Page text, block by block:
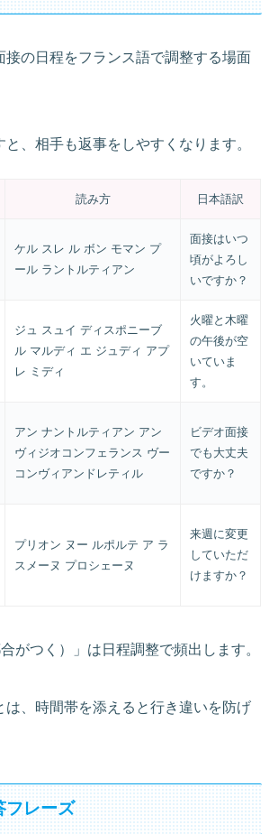
接の日程をフランス語で調整する場面
、相手も返事をしやすくなります。
読み方 日本語訳
ケル スレ ル ボン モマン プ
ール ラントルティアン
面接はいつ
頃がよろし
いですか？
ジュ スュイ ディスポニーブ
ル マルディ エ ジュディ アプ
レ ミディ
火曜と木曜
の午後が空
いていま
す。
アン ナントルティアン アン
ヴィジオコンフェランス ヴー
コンヴィアンドレティル
ビデオ面接
でも大丈夫
ですか？
プリオン ヌー ルポルテ ア ラ
スメーヌ プロシェーヌ
来週に変更
していただ
けますか？
がつく）」は日程調整で頻出します。
は、時間帯を添えると行き違いを防げ
フレーズ